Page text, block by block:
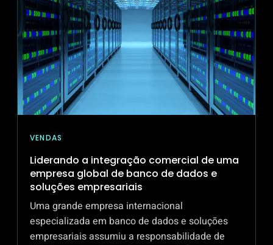
VENDAS
Liderando a integração comercial de uma
empresa global de banco de dados e
soluções empresariais
Uma grande empresa internacional
especializada em banco de dados e soluções
empresariais assumiu a responsabilidade de